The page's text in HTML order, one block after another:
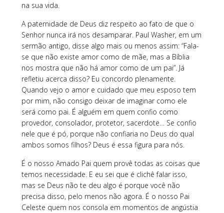
na sua vida.
A paternidade de Deus diz respeito ao fato de que o
Senhor nunca irá nos desamparar. Paul Washer, em um
sermão antigo, disse algo mais ou menos assim: “Fala-
se que não existe amor como de mãe, mas a Bíblia
nos mostra que não há amor como de um pai”. Já
refletiu acerca disso? Eu concordo plenamente.
Quando vejo o amor e cuidado que meu esposo tem
por mim, não consigo deixar de imaginar como ele
será como pai. É alguém em quem confio como
provedor, consolador, protetor, sacerdote… Se confio
nele que é pó, porque não confiaria no Deus do qual
ambos somos filhos? Deus é essa figura para nós.
É o nosso Amado Pai quem provê todas as coisas que
temos necessidade. E eu sei que é clichê falar isso,
mas se Deus não te deu algo é porque você não
precisa disso, pelo menos não agora. É o nosso Pai
Celeste quem nos consola em momentos de angústia